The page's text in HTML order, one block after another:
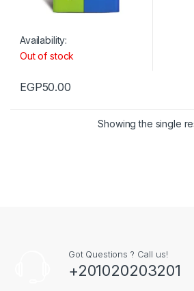
Availability:
Out of stock
EGP50.00
Showing the single
Got Questions ? Call us!
+201020203201